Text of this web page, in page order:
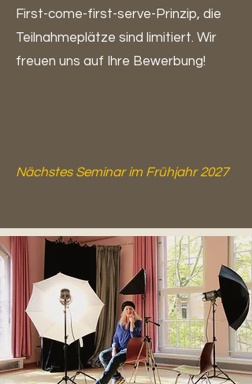
Nächstes Seminar im Frühjahr 2027
First-come-first-serve-Prinzip, die
Teilnahmeplätze sind limitiert. Wir
freuen uns auf Ihre Bewerbung!